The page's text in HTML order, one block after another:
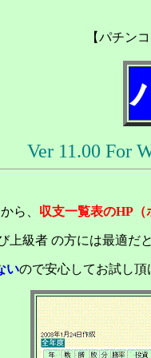
【パチン
Ver 11.00 For
ら、 収支一覧表のHP（
級者 の方には最適だ
いので安心してお試し頂